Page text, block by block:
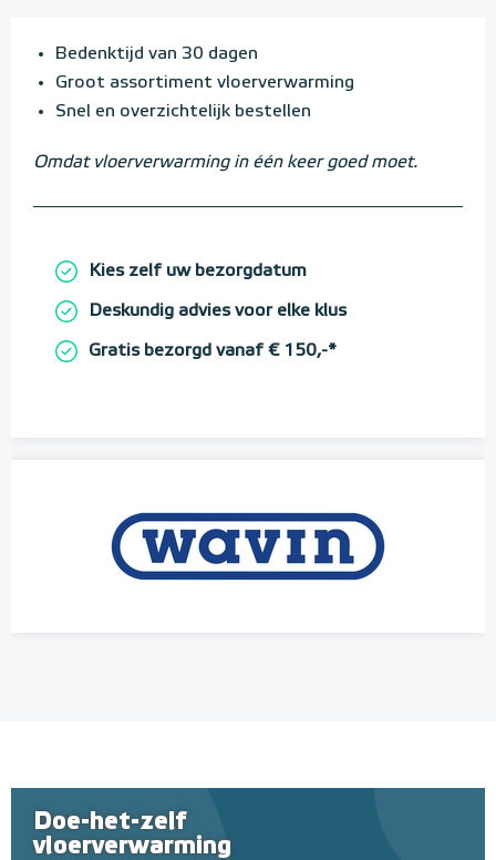
Bedenktijd van 30 dagen
Groot assortiment vloerverwarming
Snel en overzichtelijk bestellen
Omdat vloerverwarming in één keer goed moet.
Kies zelf uw bezorgdatum
Deskundig advies voor elke klus
Gratis bezorgd vanaf € 150,-*
Doe-het-zelf
vloerverwarming